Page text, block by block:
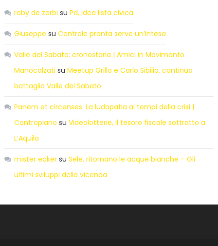
roby de zerbi su Pd, idea lista civica
Giuseppe su Centrale pronta serve un’intesa
Valle del Sabato: cronostoria | Amici in Movimento
Manocalzati su Meetup Grillo e Carlo Sibilia, continua
battaglia Valle del Sabato
Panem et circenses. La ludopatia ai tempi della crisi |
Contropiano su Videolotterie, il tesoro fiscale sottratto a
L’Aquila
mister eckersu Sele, ritornano le acque bianche – Gli
ultimi sviluppi della vicenda